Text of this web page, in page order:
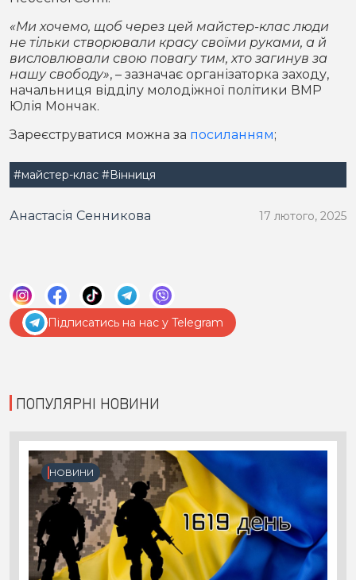
«Ми хочемо, щоб через цей майстер-клас люди
не тільки створювали красу своїми руками, а й
висловлювали свою повагу тим, хто загинув за
нашу свободу», – зазначає організаторка заходу,
начальниця відділу молодіжної політики ВМР
Юлія Мончак.
Зареєструватися можна за посиланням;
#майстер-клас #Вінниця
Анастасія Сенникова 17 лютого, 2025
Підписатись на нас у Telegram
ПОПУЛЯРНІ НОВИНИ
НОВИНИ